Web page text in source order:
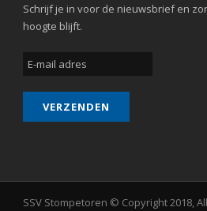
Schrijf je in voor de nieuwsbrief en
hoogte blijft.
SSV Stompetoren © Copyright 2018,